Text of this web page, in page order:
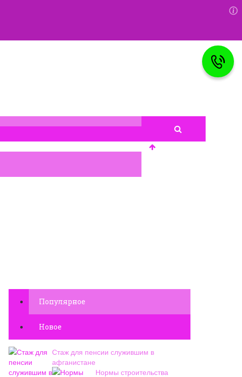
Популярное
Новое
Стаж для пенсии служившим в
афганистане
Нормы строительства